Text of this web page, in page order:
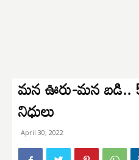
మన ఊరు-మన బడి..
నిధులు
April 30, 2022